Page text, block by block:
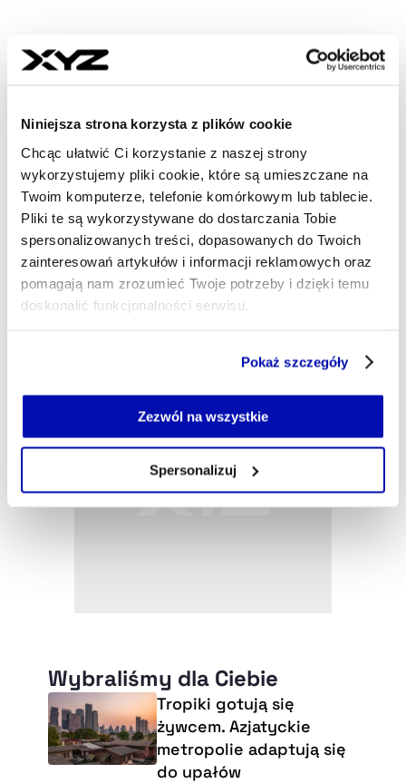
Niniejsza strona korzysta z plików cookie
Chcąc ułatwić Ci korzystanie z naszej strony
wykorzystujemy pliki cookie, które są umieszczane na
Twoim komputerze, telefonie komórkowym lub tablecie.
Pliki te są wykorzystywane do dostarczania Tobie
spersonalizowanych treści, dopasowanych do Twoich
zainteresowań artykułów i informacji reklamowych oraz
pomagają nam zrozumieć Twoje potrzeby i dzięki temu
doskonalić funkcjonalności serwisu.
Jeżeli nie wyrażasz zgody na zapisywanie plików cookie,
możesz łatwo zarządzać swoimi uprawnieniami, np. we
własnej przeglądarce internetowej lub po wybraniu opcji
Pokaż szczegóły
Zezwól na wszystkie
Spersonalizuj
Wybraliśmy dla Ciebie
Tropiki gotują się
żywcem. Azjatyckie
metropolie adaptują się
do upałów
- AUTOR ARTYKUŁU -
Zaczynałam w redakcjach lifestylowych, później
technologicznych i finansowych. Dzięki temu
wiem, że dobra historia może kryć się wszędzie,
nawet w branżach, które z pozoru wydają się
hermetyczne. Lubię słuchać i opisywać historie
ludzi pełnych pasji, którzy zarażają pozytywną
energią. Po pracy odkrywam nieoczywiste miejsca
w Polsce, czytam literaturę japońską i piję matchę.
aleksandra.trendak@xyz.pl